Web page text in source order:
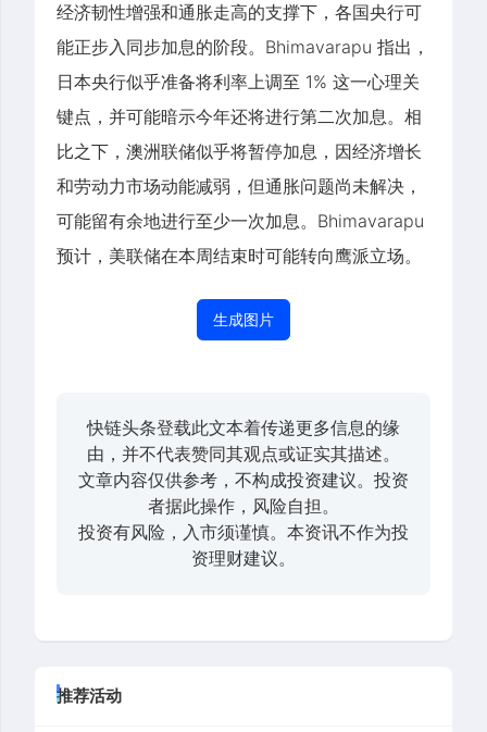
经济韧性增强和通胀走高的支撑下，各国央行可
能正步入同步加息的阶段。Bhimavarapu 指出，
日本央行似乎准备将利率上调至 1% 这一心理关
键点，并可能暗示今年还将进行第二次加息。相
比之下，澳洲联储似乎将暂停加息，因经济增长
和劳动力市场动能减弱，但通胀问题尚未解决，
可能留有余地进行至少一次加息。Bhimavarapu
预计，美联储在本周结束时可能转向鹰派立场。
生成图片
快链头条登载此文本着传递更多信息的缘
由，并不代表赞同其观点或证实其描述。
文章内容仅供参考，不构成投资建议。投资
者据此操作，风险自担。
投资有风险，入市须谨慎。本资讯不作为投
资理财建议。
推荐活动